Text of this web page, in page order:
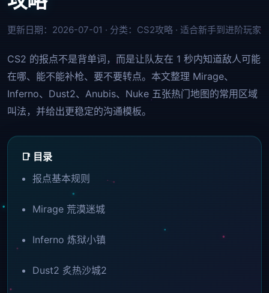
更新日期：2026-07-01 · 分类：CS2攻略 · 适合新手到进阶玩家
CS2 的报点不是背单词，而是让队友在 1 秒内知道敌人可能
在哪、能不能补枪、要不要转点。本文整理 Mirage、
Inferno、Dust2、Anubis、Nuke 五张热门地图的常用区域
叫法，并给出更稳定的沟通模板。
📑 目录
报点基本规则
Mirage 荒漠迷城
Inferno 炼狱小镇
Dust2 炙热沙城2